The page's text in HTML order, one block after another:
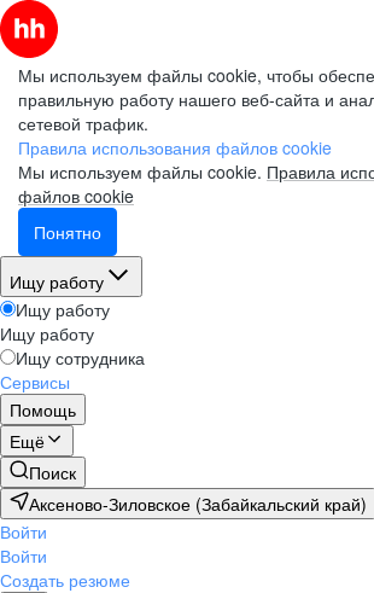
Мы используем файлы cookie, чтобы
правильную работу нашего веб-сайта и
сетевой трафик.
Правила использования файлов cookie
Мы используем файлы cookie. Правила
файлов cookie
Понятно
Ищу работу
Ищу работу
Ищу работу
Ищу сотрудника
Сервисы
Помощь
Ещё
Поиск
Аксеново-Зиловское (Забайкальский край)
Войти
Войти
Создать резюме